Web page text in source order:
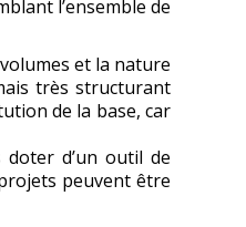
l’ensemble de
et la nature
très structurant
de la base, car
doter d’un outil de
peuvent être